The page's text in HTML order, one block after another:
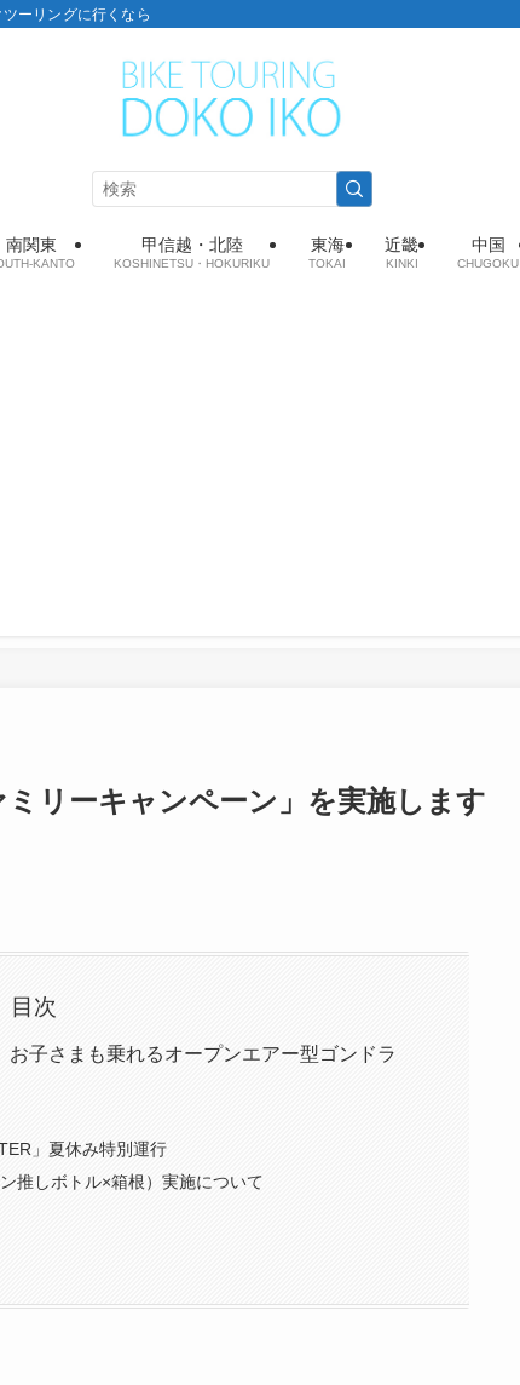
ーリングに行くなら
南関東
KANTO
甲信越・北陸
KOSHINETSU・HOKURIKU
東海
TOKAI
近畿
KINKI
中国
CHUGOKU
リーキャンペーン」を実施します
目次
子さまも乗れるオープンエアー型ゴンドラ
」夏休み特別運行
推しボトル×箱根）実施について